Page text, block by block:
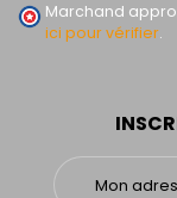
Marchand
ici pour vérifier.